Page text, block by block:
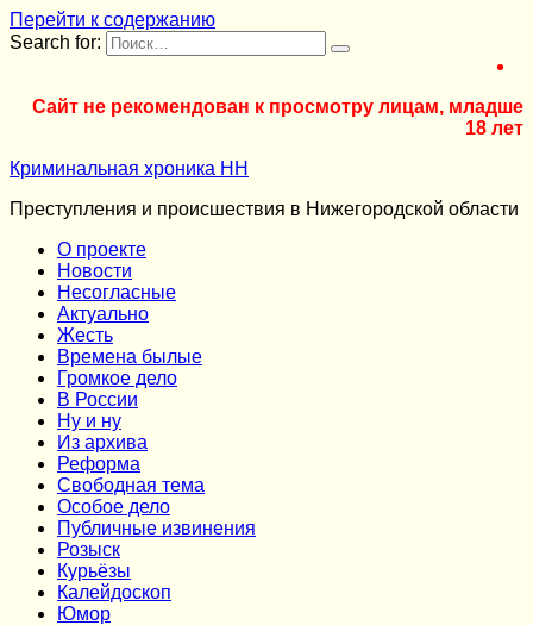
Перейти к содержанию
Search for:
Сайт не рекомендован к просмотру лицам, младше
18 лет
Криминальная хроника НН
Преступления и происшествия в Нижегородской области
О проекте
Новости
Несогласные
Актуально
Жесть
Времена былые
Громкое дело
В России
Ну и ну
Из архива
Реформа
Cвободная тема
Особое дело
Публичные извинения
Розыск
Курьёзы
Калейдоскоп
Юмор